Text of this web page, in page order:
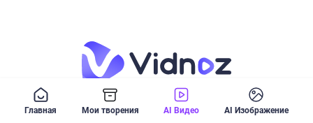
Главная Мои творения AI Видео AI Изображение
Лучшая платформа для создания видео